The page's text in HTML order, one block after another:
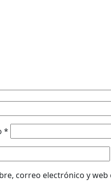
*
correo electrónico y